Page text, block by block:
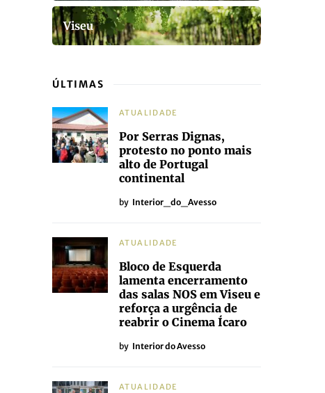
Viseu
ÚLTIMAS
ATUALIDADE
Por Serras Dignas,
protesto no ponto mais
alto de Portugal
continental
by Interior_do_Avesso
ATUALIDADE
Bloco de Esquerda
lamenta encerramento
das salas NOS em Viseu e
reforça a urgência de
reabrir o Cinema Ícaro
by Interior do Avesso
ATUALIDADE